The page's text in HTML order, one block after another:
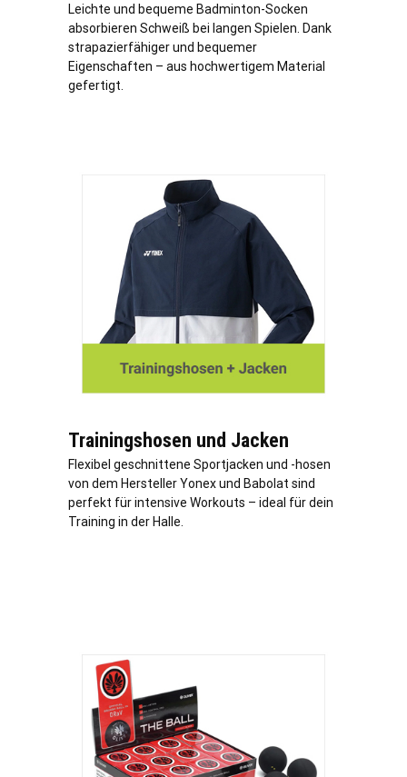
Leichte und bequeme Badminton-Socken
absorbieren Schweiß bei langen Spielen. Dank
strapazierfähiger und bequemer
Eigenschaften – aus hochwertigem Material
gefertigt.
Trainingshosen und Jacken
Flexibel geschnittene Sportjacken und -hosen
von dem Hersteller Yonex und Babolat sind
perfekt für intensive Workouts – ideal für dein
Training in der Halle.